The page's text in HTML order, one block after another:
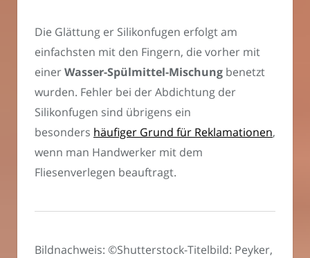
Die Glättung er Silikonfugen erfolgt am
einfachsten mit den Fingern, die vorher mit
einerWasser-Spülmittel-Mischung benetzt
wurden. Fehler bei der Abdichtung der
Silikonfugen sind übrigens ein
besonders häufiger Grund für Reklamationen,
wenn man Handwerker mit dem
Fliesenverlegen beauftragt.
Bildnachweis: ©Shutterstock-Titelbild: Peyker,